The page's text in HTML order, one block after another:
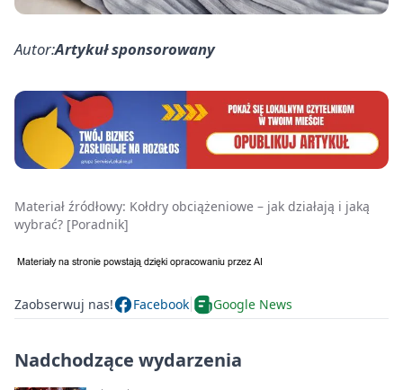
Autor:Artykuł sponsorowany
Materiał źródłowy: Kołdry obciążeniowe – jak działają i jaką
wybrać? [Poradnik]
Zaobserwuj nas! Facebook Google News
Nadchodzące wydarzenia